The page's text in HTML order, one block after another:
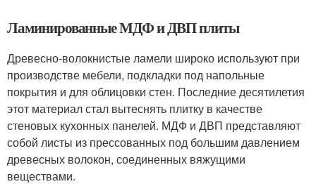
Ламинированные МДФ и ДВП плиты
Древесно-волокнистые ламели широко используют при
производстве мебели, подкладки под напольные
покрытия и для облицовки стен. Последние десятилетия
этот материал стал вытеснять плитку в качестве
стеновых кухонных панелей. МДФ и ДВП представляют
собой листы из прессованных под большим давлением
древесных волокон, соединенных вяжущими
веществами.